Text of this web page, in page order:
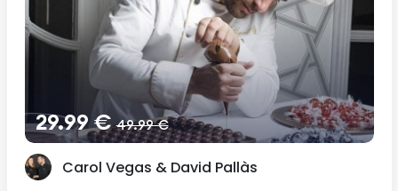
29.99 €49.99 €
Carol Vegas & David Pallàs